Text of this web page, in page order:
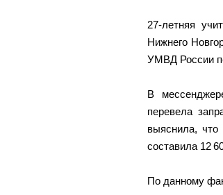
27-летняя
Нижнего
УМВД России
В
перевела
выяснила,
составила 12
По данному